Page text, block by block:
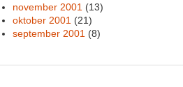
november 2001 (13)
oktober 2001 (21)
september 2001 (8)